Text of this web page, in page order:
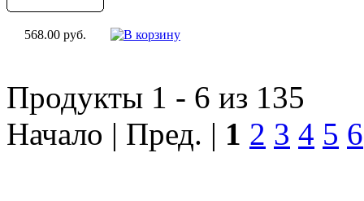
568.00 руб.
Продукты 1 - 6 из 135
Начало | Пред. | 1 2 3 4 5 6